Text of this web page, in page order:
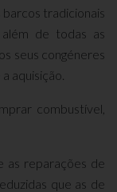
barcos tradicionais
de todas as
seus congéneres
aquisição.
combustível,
as reparações de
que as de